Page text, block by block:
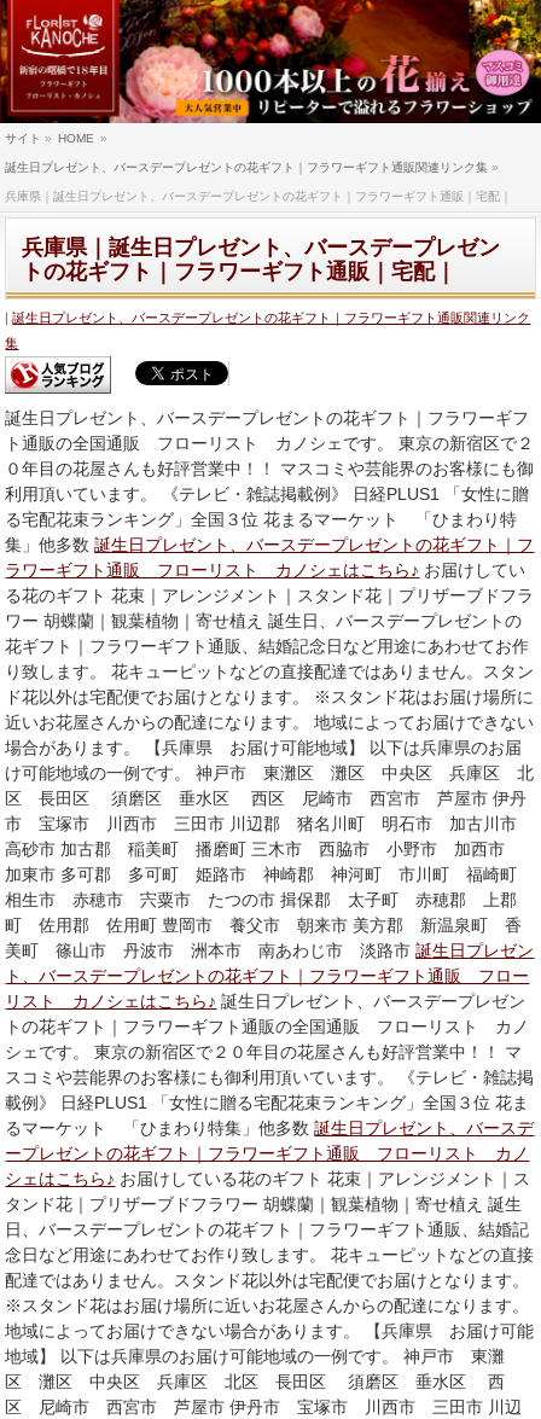
サイト » HOME »
誕生日プレゼント、バースデープレゼントの花ギフト｜フラワーギフト通販関連リンク集 »
兵庫県｜誕生日プレゼント、バースデープレゼントの花ギフト｜フラワーギフト通販｜宅配｜
兵庫県｜誕生日プレゼント、バースデープレゼン
トの花ギフト｜フラワーギフト通販｜宅配｜
誕生日プレゼント、バースデープレゼントの花ギフト｜フラワーギフト通販関連リンク
集
誕生日プレゼント、バースデープレゼントの花ギフト｜フラワーギフ
ト通販の全国通販 フローリスト カノシェです。 東京の新宿区で２
０年目の花屋さんも好評営業中！！ マスコミや芸能界のお客様にも御
利用頂いています。 《テレビ・雑誌掲載例》 日経PLUS1 「女性に贈
る宅配花束ランキング」全国３位 花まるマーケット 「ひまわり特
集」他多数誕生日プレゼント、バースデープレゼントの花ギフト｜フ
ラワーギフト通販 フローリスト カノシェはこちら♪ お届けしてい
る花のギフト 花束｜アレンジメント｜スタンド花｜プリザーブドフラ
ワー 胡蝶蘭｜観葉植物｜寄せ植え 誕生日、バースデープレゼントの
花ギフト｜フラワーギフト通販、結婚記念日など用途にあわせてお作
り致します。 花キューピットなどの直接配達ではありません。スタン
ド花以外は宅配便でお届けとなります。 ※スタンド花はお届け場所に
近いお花屋さんからの配達になります。 地域によってお届けできない
場合があります。 【兵庫県 お届け可能地域】 以下は兵庫県のお届
け可能地域の一例です。 神戸市 東灘区 灘区 中央区 兵庫区 北
区 長田区 須磨区 垂水区 西区 尼崎市 西宮市 芦屋市 伊丹
市 宝塚市 川西市 三田市 川辺郡 猪名川町 明石市 加古川市
高砂市 加古郡 稲美町 播磨町 三木市 西脇市 小野市 加西市
加東市 多可郡 多可町 姫路市 神崎郡 神河町 市川町 福崎町
相生市 赤穂市 宍粟市 たつの市 揖保郡 太子町 赤穂郡 上郡
町 佐用郡 佐用町 豊岡市 養父市 朝来市 美方郡 新温泉町 香
美町 篠山市 丹波市 洲本市 南あわじ市 淡路市誕生日プレゼン
ト、バースデープレゼントの花ギフト｜フラワーギフト通販 フロー
リスト カノシェはこちら♪ 誕生日プレゼント、バースデープレゼン
トの花ギフト｜フラワーギフト通販の全国通販 フローリスト カノ
シェです。 東京の新宿区で２０年目の花屋さんも好評営業中！！ マ
スコミや芸能界のお客様にも御利用頂いています。 《テレビ・雑誌掲
載例》 日経PLUS1 「女性に贈る宅配花束ランキング」全国３位 花ま
るマーケット 「ひまわり特集」他多数誕生日プレゼント、バースデ
ープレゼントの花ギフト｜フラワーギフト通販 フローリスト カノ
シェはこちら♪ お届けしている花のギフト 花束｜アレンジメント｜ス
タンド花｜プリザーブドフラワー 胡蝶蘭｜観葉植物｜寄せ植え 誕生
日、バースデープレゼントの花ギフト｜フラワーギフト通販、結婚記
念日など用途にあわせてお作り致します。 花キューピットなどの直接
配達ではありません。スタンド花以外は宅配便でお届けとなります。
※スタンド花はお届け場所に近いお花屋さんからの配達になります。
地域によってお届けできない場合があります。 【兵庫県 お届け可能
地域】 以下は兵庫県のお届け可能地域の一例です。 神戸市 東灘
区 灘区 中央区 兵庫区 北区 長田区 須磨区 垂水区 西
区 尼崎市 西宮市 芦屋市 伊丹市 宝塚市 川西市 三田市 川辺